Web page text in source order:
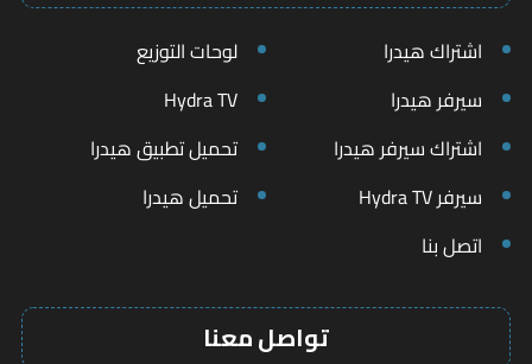
اشتراك هيدرا
لوحات التوزيع
سيرفر هيدرا
Hydra TV
اشتراك سيرفر هيدرا
تحميل تطبيق هيدرا
سيرفر Hydra TV
تحميل هيدرا
اتصل بنا
تواصل معنا